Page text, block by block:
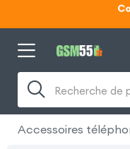
Recherche de
Accessoires